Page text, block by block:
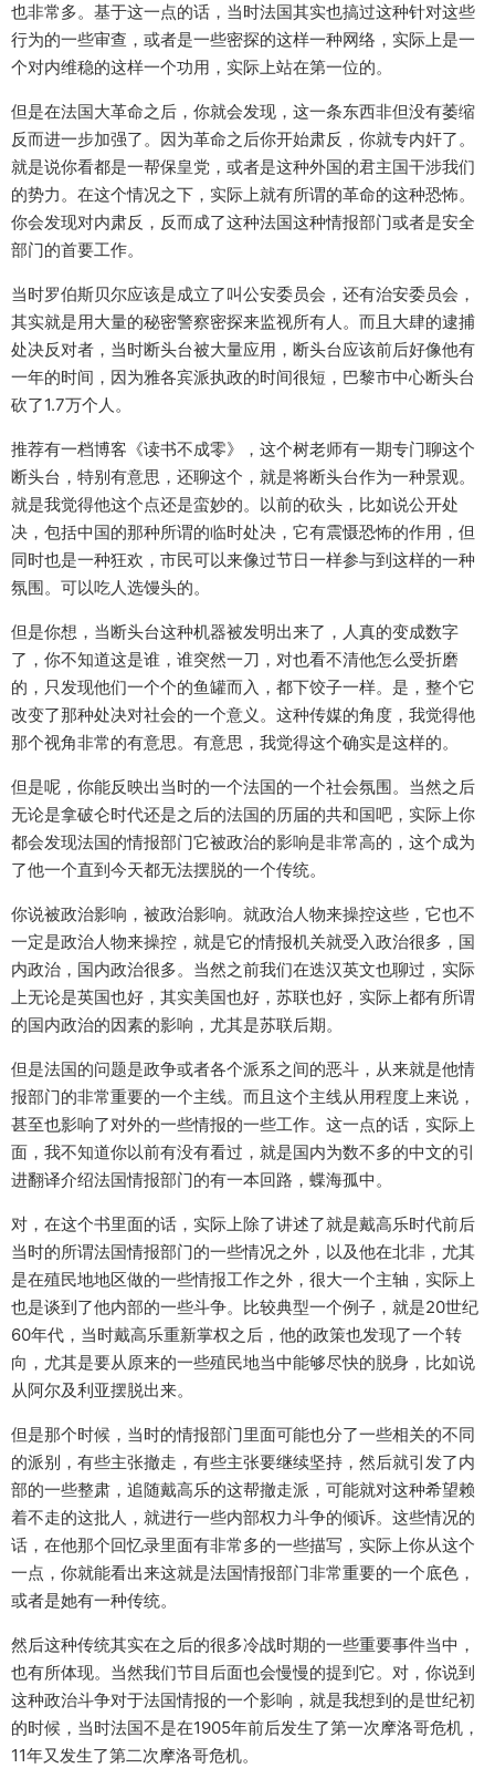
也非常多。基于这一点的话，当时法国其实也搞过这种针对这些
行为的一些审查，或者是一些密探的这样一种网络，实际上是一
个对内维稳的这样一个功用，实际上站在第一位的。
但是在法国大革命之后，你就会发现，这一条东西非但没有萎缩
反而进一步加强了。因为革命之后你开始肃反，你就专内奸了。
就是说你看都是一帮保皇党，或者是这种外国的君主国干涉我们
的势力。在这个情况之下，实际上就有所谓的革命的这种恐怖。
你会发现对内肃反，反而成了这种法国这种情报部门或者是安全
部门的首要工作。
当时罗伯斯贝尔应该是成立了叫公安委员会，还有治安委员会，
其实就是用大量的秘密警察密探来监视所有人。而且大肆的逮捕
处决反对者，当时断头台被大量应用，断头台应该前后好像他有
一年的时间，因为雅各宾派执政的时间很短，巴黎市中心断头台
砍了1.7万个人。
推荐有一档博客《读书不成零》，这个树老师有一期专门聊这个
断头台，特别有意思，还聊这个，就是将断头台作为一种景观。
就是我觉得他这个点还是蛮妙的。以前的砍头，比如说公开处
决，包括中国的那种所谓的临时处决，它有震慑恐怖的作用，但
同时也是一种狂欢，市民可以来像过节日一样参与到这样的一种
氛围。可以吃人选馒头的。
但是你想，当断头台这种机器被发明出来了，人真的变成数字
了，你不知道这是谁，谁突然一刀，对也看不清他怎么受折磨
的，只发现他们一个个的鱼罐而入，都下饺子一样。是，整个它
改变了那种处决对社会的一个意义。这种传媒的角度，我觉得他
那个视角非常的有意思。有意思，我觉得这个确实是这样的。
但是呢，你能反映出当时的一个法国的一个社会氛围。当然之后
无论是拿破仑时代还是之后的法国的历届的共和国吧，实际上你
都会发现法国的情报部门它被政治的影响是非常高的，这个成为
了他一个直到今天都无法摆脱的一个传统。
你说被政治影响，被政治影响。就政治人物来操控这些，它也不
一定是政治人物来操控，就是它的情报机关就受入政治很多，国
内政治，国内政治很多。当然之前我们在迭汉英文也聊过，实际
上无论是英国也好，其实美国也好，苏联也好，实际上都有所谓
的国内政治的因素的影响，尤其是苏联后期。
但是法国的问题是政争或者各个派系之间的恶斗，从来就是他情
报部门的非常重要的一个主线。而且这个主线从用程度上来说，
甚至也影响了对外的一些情报的一些工作。这一点的话，实际上
面，我不知道你以前有没有看过，就是国内为数不多的中文的引
进翻译介绍法国情报部门的有一本回路，蝶海孤中。
对，在这个书里面的话，实际上除了讲述了就是戴高乐时代前后
当时的所谓法国情报部门的一些情况之外，以及他在北非，尤其
是在殖民地地区做的一些情报工作之外，很大一个主轴，实际上
也是谈到了他内部的一些斗争。比较典型一个例子，就是20世纪
60年代，当时戴高乐重新掌权之后，他的政策也发现了一个转
向，尤其是要从原来的一些殖民地当中能够尽快的脱身，比如说
从阿尔及利亚摆脱出来。
但是那个时候，当时的情报部门里面可能也分了一些相关的不同
的派别，有些主张撤走，有些主张要继续坚持，然后就引发了内
部的一些整肃，追随戴高乐的这帮撤走派，可能就对这种希望赖
着不走的这批人，就进行一些内部权力斗争的倾诉。这些情况的
话，在他那个回忆录里面有非常多的一些描写，实际上你从这个
一点，你就能看出来这就是法国情报部门非常重要的一个底色，
或者是她有一种传统。
然后这种传统其实在之后的很多冷战时期的一些重要事件当中，
也有所体现。当然我们节目后面也会慢慢的提到它。对，你说到
这种政治斗争对于法国情报的一个影响，就是我想到的是世纪初
的时候，当时法国不是在1905年前后发生了第一次摩洛哥危机，
11年又发生了第二次摩洛哥危机。